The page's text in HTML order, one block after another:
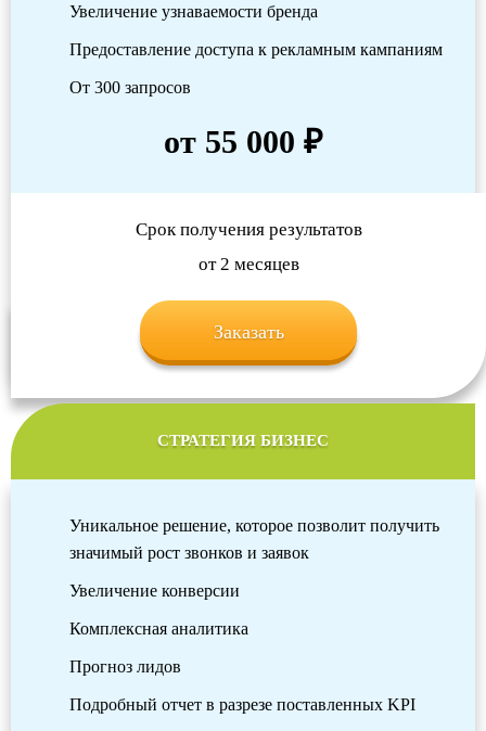
Увеличение узнаваемости бренда
Предоставление доступа к рекламным кампаниям
От 300 запросов
от 55 000 ₽
Срок получения результатов
от 2 месяцев
Заказать
СТРАТЕГИЯ БИЗНЕС
Уникальное решение, которое позволит получить
значимый рост звонков и заявок
Увеличение конверсии
Комплексная аналитика
Прогноз лидов
Подробный отчет в разрезе поставленных KPI